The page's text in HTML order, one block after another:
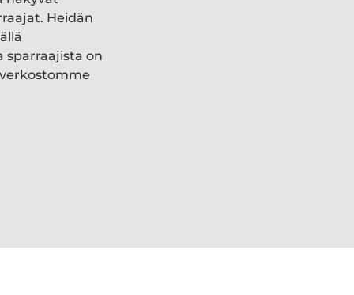
Heidän
sparraajista on